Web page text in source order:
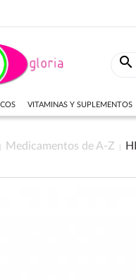

VITAMINAS Y SUPLEMENTOS
Medicamentos de A-Z